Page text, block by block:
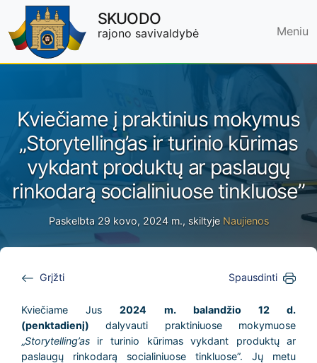
Skip to main content
SKUODO
rajono savivaldybė Meniu
Kviečiame į praktinius mokymus
„Storytelling’as ir turinio kūrimas
vykdant produktų ar paslaugų
rinkodarą socialiniuose tinkluose”
Paskelbta 29 kovo, 2024 m., skiltyje Naujienos
Grįžti Spausdinti
Kviečiame Jus2024 m. balandžio 12 d.
(penktadienį) dalyvauti praktiniuose mokymuose
„Storytelling’asir turinio kūrimas vykdant produktų ar
paslaugų rinkodarą socialiniuose tinkluose”. Jų metu